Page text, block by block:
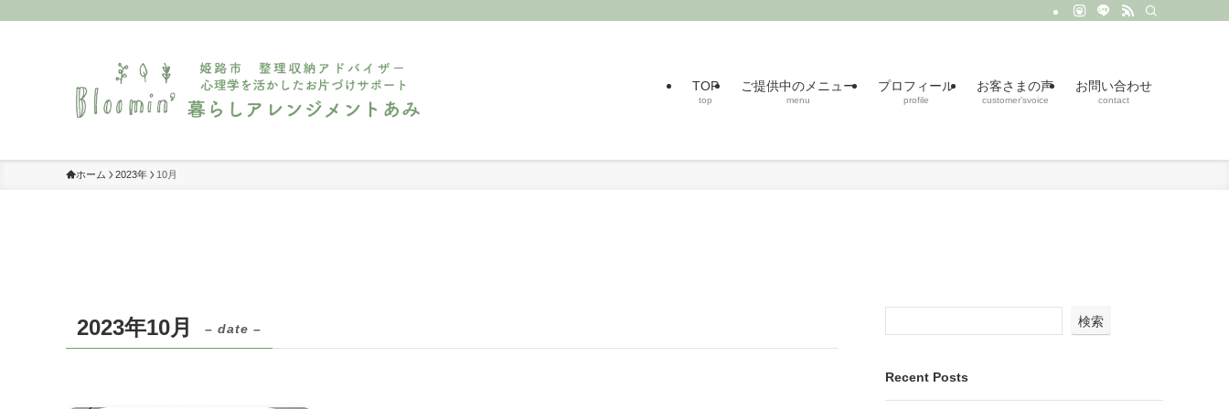
TOP
top
ご提供中のメニュー
menu
プロフィール
profile
お客さまの声
customer’svoice
お問い合わせ
contact
ホーム 2023年 10月
2023年10月 – date –
検索
Recent Posts